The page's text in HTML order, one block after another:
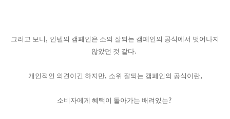
그러고 보니 , 인텔의 캠페인은 소의 잘되는 캠페인의 공식에서 벗어나지
않았던 것 같다.
개인적인 의견이긴 하지만, 소위 잘되는 캠페인의 공식이란,
소비자에게 혜택이 돌아가는 배려있는?